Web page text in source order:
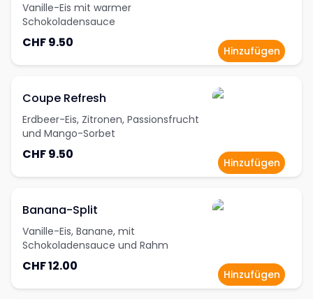
Vanille-Eis mit warmer
Schokoladensauce
CHF 9.50
Hinzufügen
Coupe Refresh
Erdbeer-Eis, Zitronen, Passionsfrucht
und Mango-Sorbet
CHF 9.50
Hinzufügen
Banana-Split
Vanille-Eis, Banane, mit
Schokoladensauce und Rahm
CHF 12.00
Hinzufügen